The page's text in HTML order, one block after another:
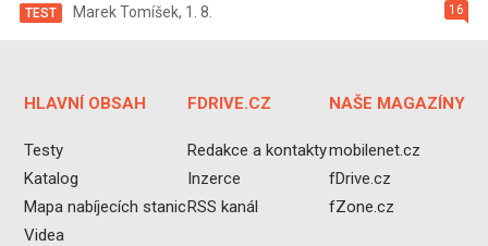
16
TEST Marek Tomíšek, 1. 8.
HLAVNÍ OBSAH
Testy
Katalog
Mapa nabíjecích stanic
Videa
FDRIVE.CZ
Redakce a kontakty
Inzerce
RSS kanál
NAŠE MAGAZÍNY
mobilenet.cz
fDrive.cz
fZone.cz